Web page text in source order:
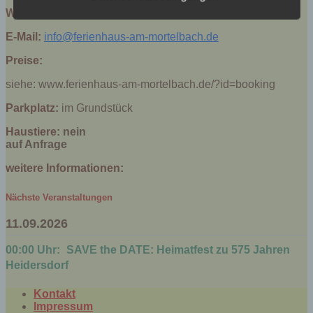
Webseite:
E-Mail: info@ferienhaus-am-mortelbach.de
Preise:
siehe: www.ferienhaus-am-mortelbach.de/?id=booking
Parkplatz: im Grundstück
Haustiere: nein
auf Anfrage
weitere Informationen:
Nächste Veranstaltungen
11.09.2026
00:00 Uhr:
SAVE the DATE: Heimatfest zu 575 Jahren
Heidersdorf
Kontakt
Impressum
diesem Grund steht es jeder betroffenen Person
frei, personenbezogene Daten auch auf
uns zu übermitteln.
Begriffsbestimmungen
Die Datenschutzerklärung beruht auf den
Begrifflichkeiten, die durch den Europäischen
Richtlinien- und Verordnungsgeber beim Erlass
der Datenschutz-Grundverordnung (DS-GVO)
verwendet wurden. Unsere Datenschutzerklärung
unsere Kunden und Geschäftspartner einfach
gewährleisten, möchten wir vorab die verwendeten
Wir verwenden in dieser Datenschutzerklärung
a) personenbezogene Daten